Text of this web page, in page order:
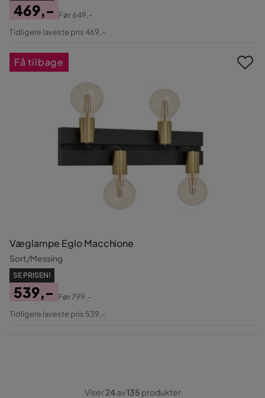
Pris
469,-
Original
Før649,-
Tidligere laveste pris 469,-
Væglampe Eglo Macchione
Sort/Messing
SE PRISEN!
Pris
539,-
Original
Før799,-
Tidligere laveste pris 539,-
Få tilbage
Viser24av135 produkter